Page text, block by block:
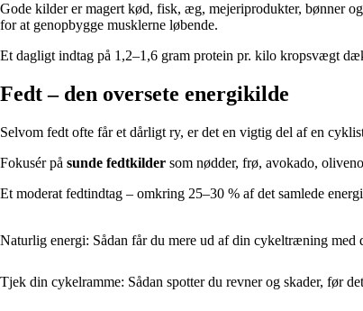
Gode kilder er magert kød, fisk, æg, mejeriprodukter, bønner
for at genopbygge musklerne løbende.
Et dagligt indtag på 1,2–1,6 gram protein pr. kilo kropsvægt
Fedt – den oversete energikilde
Selvom fedt ofte får et dårligt ry, er det en vigtig del af en
Fokusér på sunde fedtkilder som nødder, frø, avokado,
Et moderat fedtindtag – omkring 25–30 % af det samlede
Naturlig energi: Sådan får du mere ud af din cykeltræning med
Tjek din cykelramme: Sådan spotter du revner og skader, før